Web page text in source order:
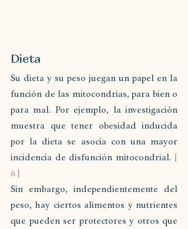
Dieta
Su dieta y su peso juegan un papel en la
función de las mitocondrias, para bien o
para mal. Por ejemplo, la investigación
muestra que tener obesidad inducida
por la dieta se asocia con una mayor
incidencia de disfunción mitocondrial. [
6 ]
Sin embargo, independientemente del
peso, hay ciertos alimentos y nutrientes
que pueden ser protectores y otros que